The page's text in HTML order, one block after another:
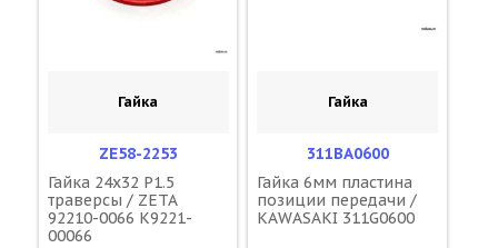
Гайка
ZE58-2253
Гайка 24x32 P1.5
траверсы / ZETA
92210-0066 K9221-
00066
Гайка
311BA0600
Гайка 6мм пластина
позиции передачи /
KAWASAKI 311G0600